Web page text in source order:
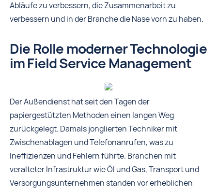
Abläufe zu verbessern, die Zusammenarbeit zu
verbessern und in der Branche die Nase vorn zu haben.
Die Rolle moderner Technologie
im Field Service Management
Der Außendienst hat seit den Tagen der
papiergestützten Methoden einen langen Weg
zurückgelegt. Damals jonglierten Techniker mit
Zwischenablagen und Telefonanrufen, was zu
Ineffizienzen und Fehlern führte. Branchen mit
veralteter Infrastruktur wie Öl und Gas, Transport und
Versorgungsunternehmen standen vor erheblichen